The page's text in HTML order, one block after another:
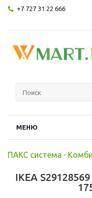
+7 727 31 22 666
МЕНЮ
ПАКС система -
IKEA